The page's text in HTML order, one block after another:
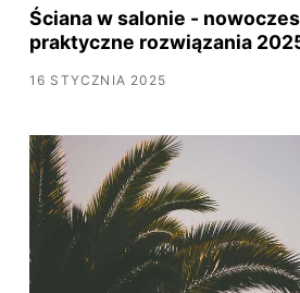
Ściana w salonie -
praktyczne rozwiązania
16 STYCZNIA 2025